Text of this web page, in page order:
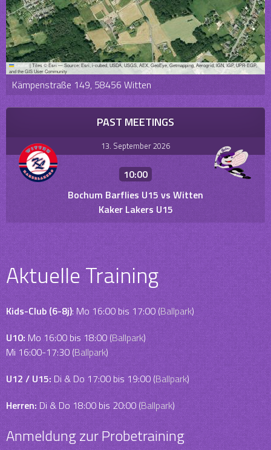
Leaflet |Tiles © Esri — Source: Esri, i-cubed, USDA, USGS, AEX, GeoEye, Getmapping, Aerogrid, IGN, IGP, UPR-EGP,
and the GIS User Community
Kämpenstraße 149, 58456 Witten
PAST MEETINGS
13. September 2026
10:00
Bochum Barflies U15 vs Witten
Kaker Lakers U15
Aktuelle Training
Kids-Club (6-8j): Mo 16:00 bis 17:00 (Ballpark)
U10: Mo 16:00 bis 18:00 (Ballpark)
Mi 16:00-17:30 (Ballpark)
U12 / U15:Di & Do 17:00 bis 19:00 (Ballpark)
Herren:Di & Do 18:00 bis 20:00 (Ballpark)
Anmeldung zur Probetraining